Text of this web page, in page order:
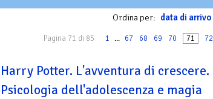
Ordina per: data di arrivo
Pagina 71 di 85 1 ... 67 68 69 70 71 72
Harry Potter. L'avventura di crescere.
Psicologia dell'adolescenza e magia